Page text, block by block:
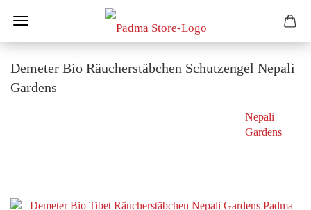
Demeter Bio Räucherstäbchen Schutzengel Nepali
Gardens
Nepali
Gardens